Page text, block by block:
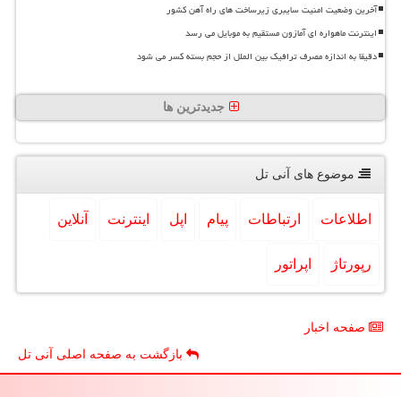
آخرین وضعیت امنیت سایبری زیرساخت های راه آهن کشور
اینترنت ماهواره ای آمازون مستقیم به موبایل می رسد
دقیقا به اندازه مصرف ترافیک بین الملل از حجم بسته کسر می شود
جدیدترین ها
موضوع های آنی تل
اطلاعات ارتباطات پیام اپل اینترنت آنلاین
رپورتاژ اپراتور
صفحه اخبار
بازگشت به صفحه اصلی آنی تل